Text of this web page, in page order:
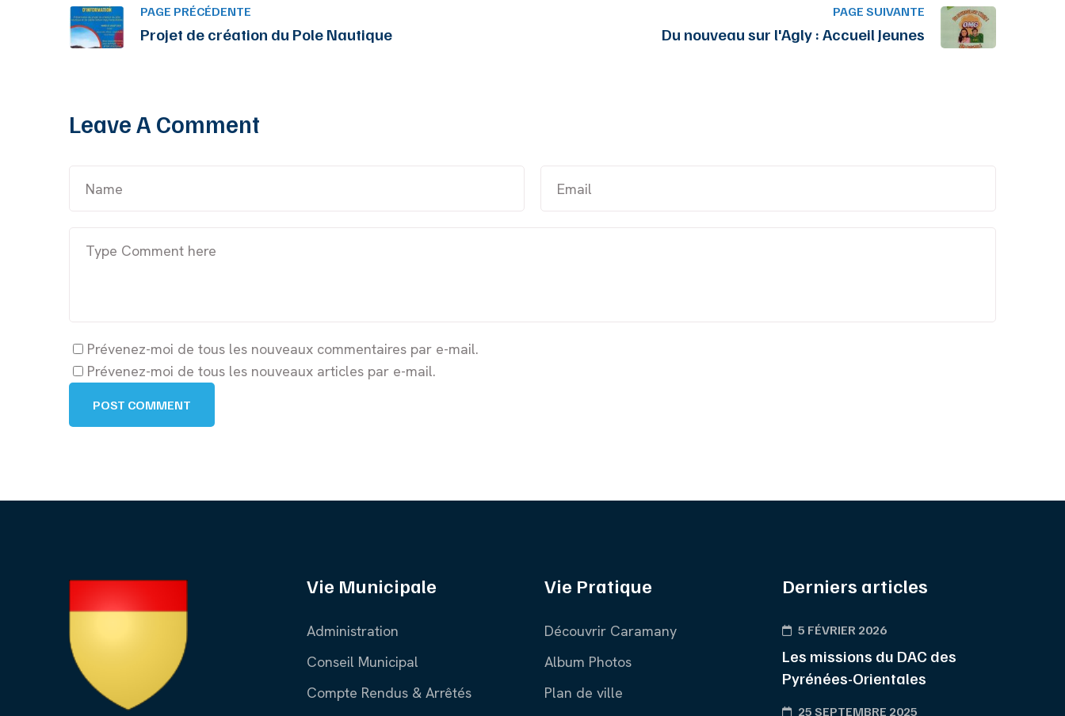
PAGE PRÉCÉDENTE
Projet de création du Pole Nautique
PAGE SUIVANTE
Du nouveau sur l'Agly : Accueil Jeunes
Leave A Comment
Prévenez-moi de tous les nouveaux commentaires par e-mail.
Prévenez-moi de tous les nouveaux articles par e-mail.
POST COMMENT
Vie Municipale
Administration
Conseil Municipal
Compte Rendus & Arrêtés
Vie Pratique
Découvrir Caramany
Album Photos
Plan de ville
Derniers articles
5 FÉVRIER 2026
Les missions du DAC des
Pyrénées-Orientales
25 SEPTEMBRE 2025